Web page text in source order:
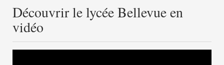
Découvrir le lycée Bellevue en
vidéo